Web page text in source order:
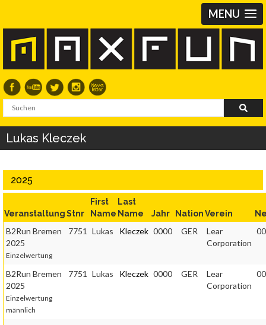
MENU
Lukas Kleczek
2025
VeranstaltungStnr
First
Name
Last
Name
Jahr NationVerein
B2Run Bremen
2025
Einzelwertung
7751 Lukas Kleczek 0000 GER
Lear
Corporation
B2Run Bremen
2025
Einzelwertung
männlich
7751 Lukas Kleczek 0000 GER
Lear
Corporation